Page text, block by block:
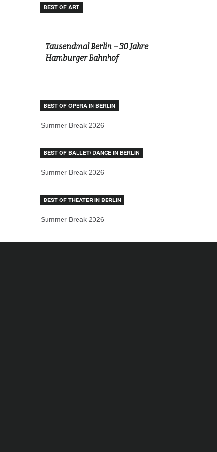
BEST OF ART
Tausendmal Berlin – 30 Jahre
Hamburger Bahnhof
BEST OF OPERA IN BERLIN
Summer Break 2026
BEST OF BALLET/ DANCE IN BERLIN
Summer Break 2026
BEST OF THEATER IN BERLIN
Summer Break 2026